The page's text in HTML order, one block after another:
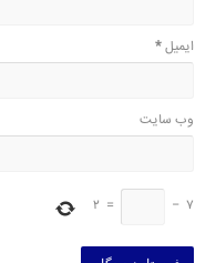
ایمیل*
وب‌ سایت
7
−
=
2